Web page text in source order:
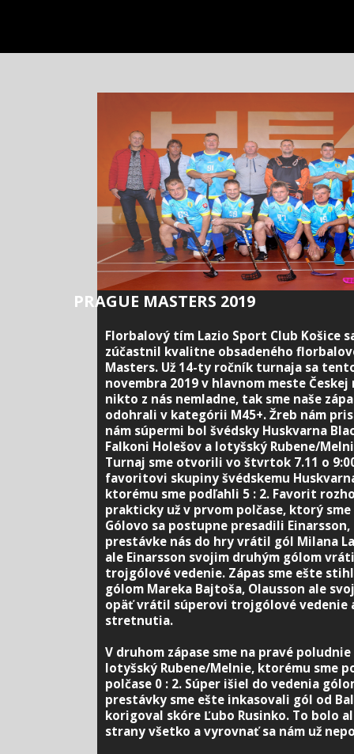
PRAGUE MASTERS 2019
Florbalový tím Lazio Sport Club Košice
zúčastnil kvalitne obsadeného
Masters. Už 14-ty ročník turnaja sa
novembra 2019 v hlavnom meste Českej
nikto z nás nemladne, tak sme naše
odohrali v kategórii M45+. Žreb nám
nám súpermi bol švédsky Huskvarna
Falkoni Holešov a lotyšský Rubene/
Turnaj sme otvorili vo štvrtok 7.11 o
favoritovi skupiny švédskemu
ktorému sme podľahli 5 : 2. Favorit
prakticky už v prvom polčase, ktorý sme
Gólovo sa postupne presadili Einarsson,
prestávke nás do hry vrátil gól Milana
ale Einarsson svojim druhým gólom
trojgólové vedenie. Zápas sme ešte
gólom Mareka Bajtoša, Olausson ale
opäť vrátil súperovi trojgólové vedenie
stretnutia.
V druhom zápase sme na pravé
lotyšský Rubene/Melnie, ktorému sme
polčase 0 : 2. Súper išiel do vedenia
prestávky sme ešte inkasovali gól od
korigoval skóre Ľubo Rusinko. To bolo
strany všetko a vyrovnať sa nám už